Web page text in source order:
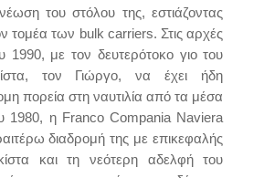
του στόλου της, εστιάζοντας
τομέα των bulk carriers. Στις αρχές
1990, με τον δευτερότοκο γιο του
τον Γιώργο, να έχει ήδη
πορεία στη ναυτιλία από τα μέσα
1980, η Franco Compania Naviera
διαδρομή της με επικεφαλής
και τη νεότερη αδελφή του